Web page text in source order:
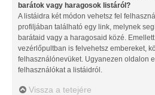
barátok vagy haragosok listáról?
A listáidra két módon vehetsz fel
profiljában található egy link, melynek
barátaid vagy a haragosaid közé.
vezérlőpultban is felvehetsz embereket,
felhasználónevüket. Ugyanezen oldalon
felhasználókat a listáidról.
Vissza a tetejére